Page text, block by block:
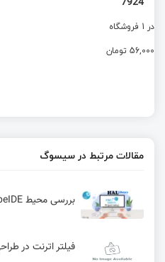
در 1 فروشگاه
56,000 تومان
مقالات مرتبط در سیسوگ
بررسی محیط CubeIDE برای STM32 | قسمت دوم آموزش STM32 با توابع HAL
فیلتر اترنت در